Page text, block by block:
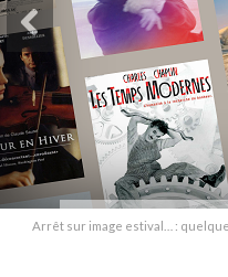
Arrêt sur image estival… :